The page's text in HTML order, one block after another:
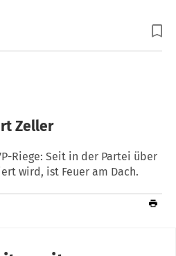
Zeller
Riege: Seit in der Partei über
wird, ist Feuer am Dach.